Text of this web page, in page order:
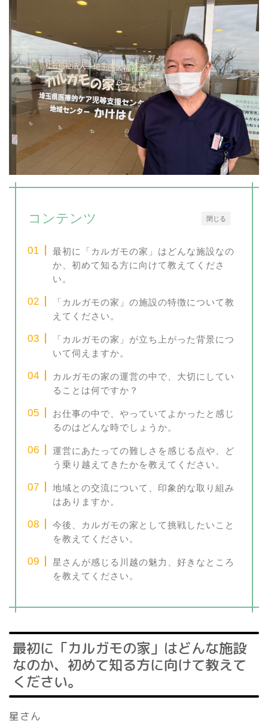
閉じる
コンテンツ
最初に「カルガモの家」はどんな施設なの
か、初めて知る方に向けて教えてくださ
い。
「カルガモの家」の施設の特徴について教
えてください。
「カルガモの家」が立ち上がった背景につ
いて伺えますか。
カルガモの家の運営の中で、大切にしてい
ることは何ですか？
お仕事の中で、やっていてよかったと感じ
るのはどんな時でしょうか。
運営にあたっての難しさを感じる点や、ど
う乗り越えてきたかを教えてください。
地域との交流について、印象的な取り組み
はありますか。
今後、カルガモの家として挑戦したいこと
を教えてください。
星さんが感じる川越の魅力、好きなところ
を教えてください。
最初に「カルガモの家」はどんな施設
なのか、初めて知る方に向けて教えて
ください。
星さん